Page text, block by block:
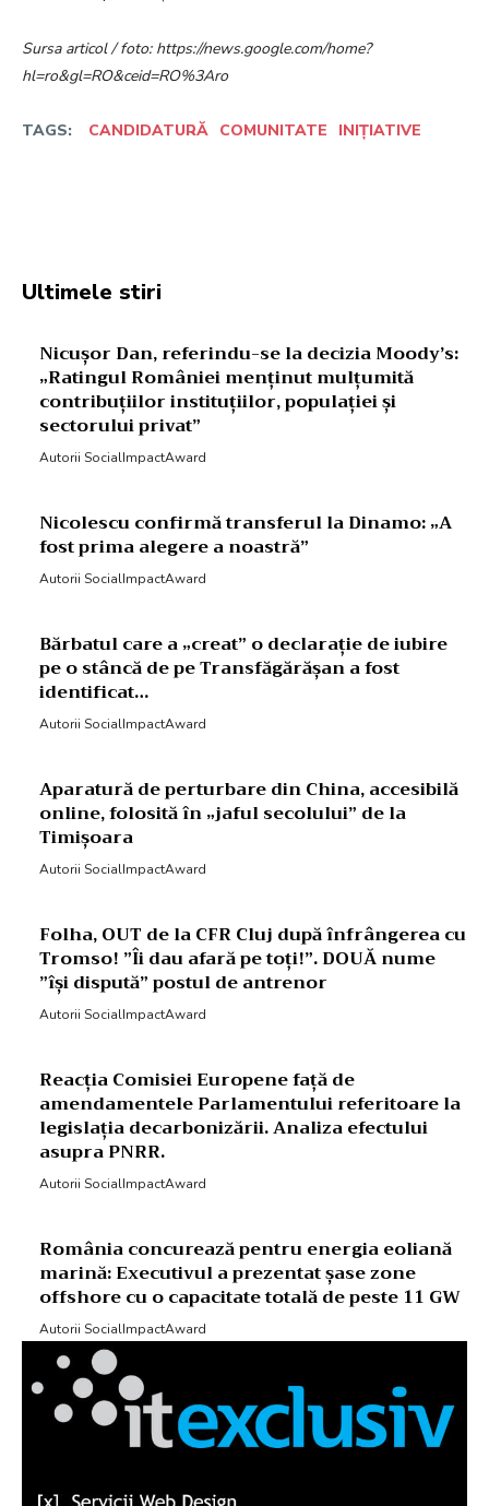
Sursa articol / foto: https://news.google.com/home?
hl=ro&gl=RO&ceid=RO%3Aro
TAGS: CANDIDATURĂ COMUNITATE INIȚIATIVE
Ultimele stiri
Nicușor Dan, referindu-se la decizia Moody’s:
„Ratingul României menținut mulțumită
contribuțiilor instituțiilor, populației și
sectorului privat”
Autorii SocialImpactAward
Nicolescu confirmă transferul la Dinamo: „A
fost prima alegere a noastră”
Autorii SocialImpactAward
Bărbatul care a „creat” o declarație de iubire
pe o stâncă de pe Transfăgărășan a fost
identificat…
Autorii SocialImpactAward
Aparatură de perturbare din China, accesibilă
online, folosită în „jaful secolului” de la
Timișoara
Autorii SocialImpactAward
Folha, OUT de la CFR Cluj după înfrângerea cu
Tromso! ”Îi dau afară pe toți!”. DOUĂ nume
”își dispută” postul de antrenor
Autorii SocialImpactAward
Reacția Comisiei Europene față de
amendamentele Parlamentului referitoare la
legislația decarbonizării. Analiza efectului
asupra PNRR.
Autorii SocialImpactAward
România concurează pentru energia eoliană
marină: Executivul a prezentat șase zone
offshore cu o capacitate totală de peste 11 GW
Autorii SocialImpactAward